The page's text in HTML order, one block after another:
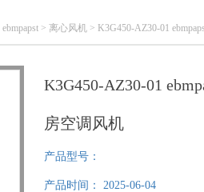
ebmpapst > 离心风机 > K3G450-AZ30-01
K3G450-AZ30-01
房空调风机
产品型号：
产品时间： 2025-06-04